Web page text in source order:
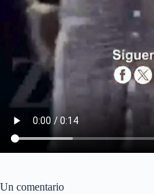
Un comentario